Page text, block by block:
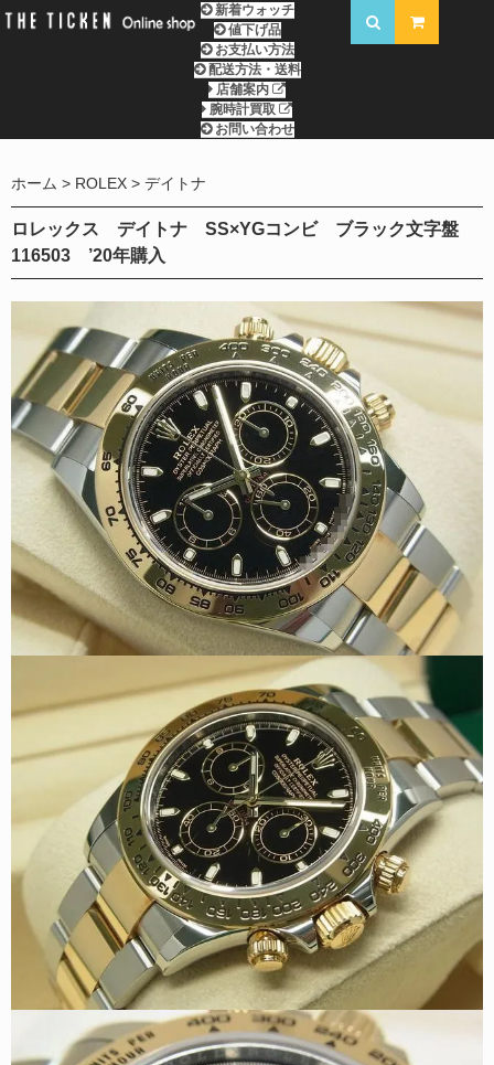
新着ウォッチ
値下げ品
お支払い方法
配送方法・送料
店舗案内
腕時計買取
お問い合わせ
ホーム ROLEX デイトナ
ロレックス デイトナ SS×YGコンビ ブラック文字盤
116503 ’20年購入